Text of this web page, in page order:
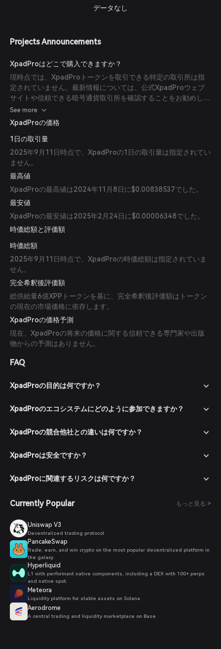
データなし
Projects Announcements
XpadProはどこで購入できますか？
現時点では、XpadProトークンを取引できる特定の取引所は指
定されていません。最新情報については、公式XpadProウェブ
サイトや信頼できる暗号通貨取引所を確認することをお勧めしま
す。
See more
XpadProの価格
1日の取引量
2025年9月11日時点で、XpadProの1日の取引量は指定されてい
ません。
最高値
XpadProの最高値は2024年11月8日に$0.00838537でした。
最安値
XpadProの最安値は2025年2月24日に$0.00006348でした。
時価総額と評価額
時価総額
2025年9月11日時点で、XpadProの時価総額は指定されていま
せん。
完全希釈後評価額
総供給量6億XPPトークンを基に、完全希釈後評価額はトークン
の現在の市場価格に依存します。
XpadProの価格予測
現在、XpadProの将来の価格に関する信頼できる専門家や出版
物からの予測はありません。
FAQ
XpadProの目的は何ですか？
XpadProのエコシステムにどのように参加できますか？
XpadProの競合他社との違いは何ですか？
XpadProは安全ですか？
XpadProに関連するリスクは何ですか？
Currently Popular もっと見る >
Uniswap V3
Decentralized trading protocol
PancakeSwap
Trade, earn, and win crypto on the most popular decentralized platform in
the galaxy.
Hyperliquid
L1 with performant native components, including a DEX with 100+ perps
and native spot.
Meteora
Liquidity platform for stable assets on Solana
Aerodrome
A central trading and liquidity marketplace on Base